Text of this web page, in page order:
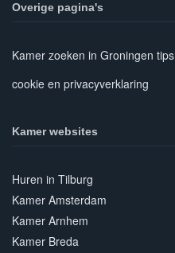
Overige pagina's
Kamer zoeken in Groningen tips
cookie en privacyverklaring
Kamer websites
Huren in Tilburg
Kamer Amsterdam
Kamer Arnhem
Kamer Breda